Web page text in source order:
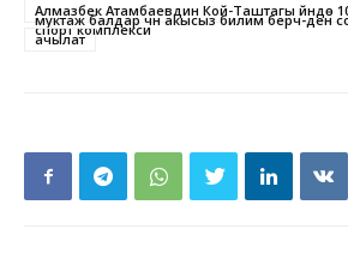
Алмазбек Атамбаевдин Кой-Таштагы үйүндө
муктаж балдар үчүн акысыз билим берүүчү-ден
спорт комплекси
ачылат